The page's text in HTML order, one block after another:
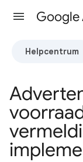
Google
Helpcentrum